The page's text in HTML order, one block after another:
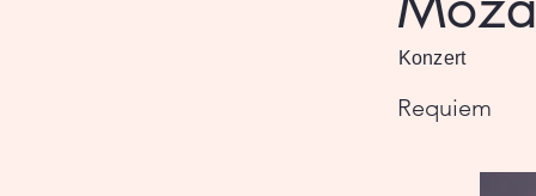
Konzert
Requiem